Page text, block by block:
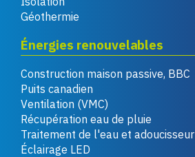
Géothermie
Énergies renouvelables
Construction maison passive, BBC
Puits canadien
Ventilation (VMC)
Récupération eau de pluie
Traitement de l'eau et adoucisseur
Éclairage LED